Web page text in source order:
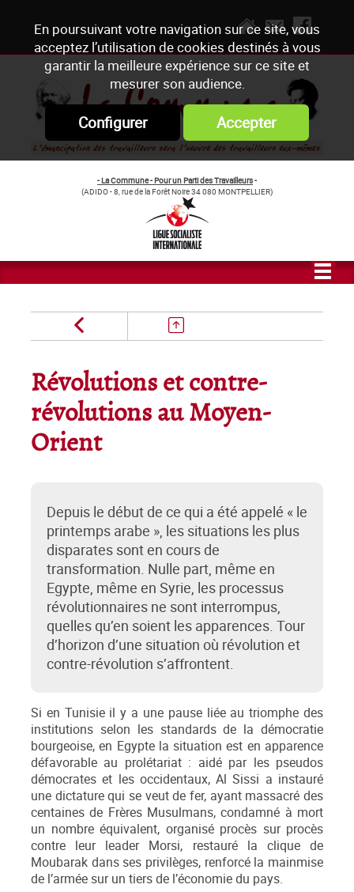
En poursuivant votre navigation sur ce site, vous
acceptez l’utilisation de cookies destinés à vous
garantir la meilleure expérience sur ce site et
mesurer son audience.
Configurer Accepter
- La Commune - Pour un Parti des Travailleurs-
(ADIDO - 8, rue de la Forêt Noire 34 080 MONTPELLIER)
Révolutions et contre-
révolutions au Moyen-
Orient
Depuis le début de ce qui a été appelé « le
printemps arabe », les situations les plus
disparates sont en cours de
transformation. Nulle part, même en
Egypte, même en Syrie, les processus
révolutionnaires ne sont interrompus,
quelles qu’en soient les apparences. Tour
d’horizon d’une situation où révolution et
contre-révolution s’affrontent.
Si en Tunisie il y a une pause liée au triomphe des
institutions selon les standards de la démocratie
bourgeoise, en Egypte la situation est en apparence
défavorable au prolétariat : aidé par les pseudos
démocrates et les occidentaux, Al Sissi a instauré
une dictature qui se veut de fer, ayant massacré des
centaines de Frères Musulmans, condamné à mort
un nombre équivalent, organisé procès sur procès
contre leur leader Morsi, restauré la clique de
Moubarak dans ses privilèges, renforcé la mainmise
de l’armée sur un tiers de l’économie du pays.